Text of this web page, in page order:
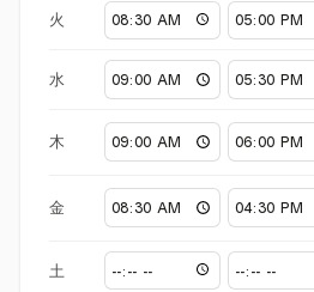
火
水
木
金
土